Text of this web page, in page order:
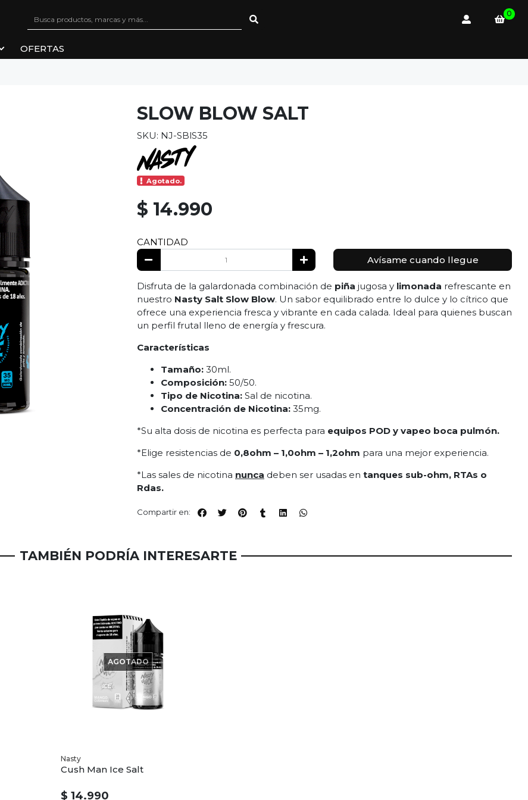
0
OFERTAS
SLOW BLOW SALT
SKU: NJ-SBlS35
Agotado.
$ 14.990
CANTIDAD
Avísame cuando llegue
Disfruta de la galardonada combinación de piña jugosa y limonada refrescante en
nuestro Nasty Salt Slow Blow. Un sabor equilibrado entre lo dulce y lo cítrico que
ofrece una experiencia fresca y vibrante en cada calada. Ideal para quienes buscan
un perfil frutal lleno de energía y frescura.
Características
Tamaño: 30ml.
Composición: 50/50.
Tipo de Nicotina: Sal de nicotina.
Concentración de Nicotina: 35mg.
*Su alta dosis de nicotina es perfecta para equipos POD y vapeo boca pulmón.
*Elige resistencias de 0,8ohm – 1,0ohm – 1,2ohm para una mejor experiencia.
*Las sales de nicotina nunca deben ser usadas en tanques sub-ohm, RTAs o
Rdas.
Compartir en:
TAMBIÉN PODRÍA INTERESARTE
AGOTADO
Nasty
Cush Man Ice Salt
$ 14.990